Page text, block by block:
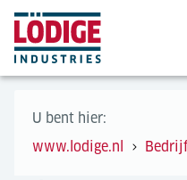
U bent hier:
www.lodige.nl